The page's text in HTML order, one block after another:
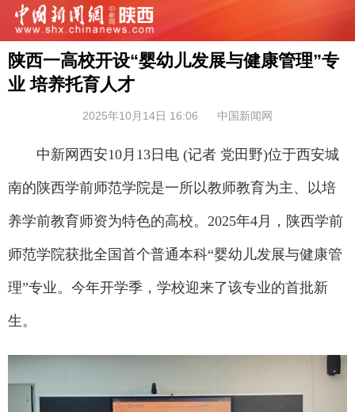
陕西一高校开设“婴幼儿发展与健康管理”专
业 培养托育人才
2025年10月14日 16:06 中国新闻网
中新网西安10月13日电 (记者 党田野)位于西安城
南的陕西学前师范学院是一所以教师教育为主、以培
养学前教育师资为特色的高校。2025年4月，陕西学前
师范学院获批全国首个普通本科“婴幼儿发展与健康管
理”专业。今年开学季，学校迎来了该专业的首批新
生。